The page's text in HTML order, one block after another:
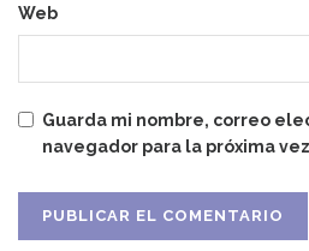
Web
Guarda mi nombre, correo
navegador para la próxima